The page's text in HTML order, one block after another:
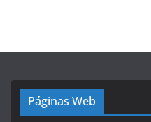
Páginas Web